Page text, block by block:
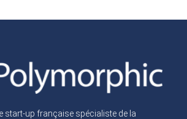
start-up française spécialiste de la